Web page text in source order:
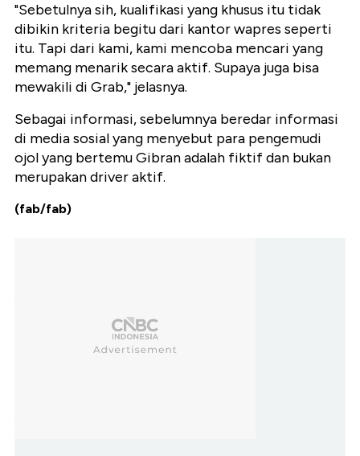
"Sebetulnya sih, kualifikasi yang khusus itu tidak
dibikin kriteria begitu dari kantor wapres seperti
itu. Tapi dari kami, kami mencoba mencari yang
memang menarik secara aktif. Supaya juga bisa
mewakili di Grab," jelasnya.
Sebagai informasi, sebelumnya beredar informasi
di media sosial yang menyebut para pengemudi
ojol yang bertemu Gibran adalah fiktif dan bukan
merupakan driver aktif.
(fab/fab)